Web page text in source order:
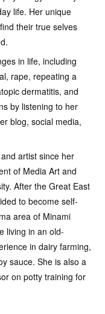
life. Her unique
their true selves
in life, including
rape, repeating a
dermatitis, and
by listening to her
blog, social media,
artist since her
of Media Art and
After the Great East
to become self-
area of ​​Minami
living in an old-
in dairy farming,
sauce. She is also a
on potty training for